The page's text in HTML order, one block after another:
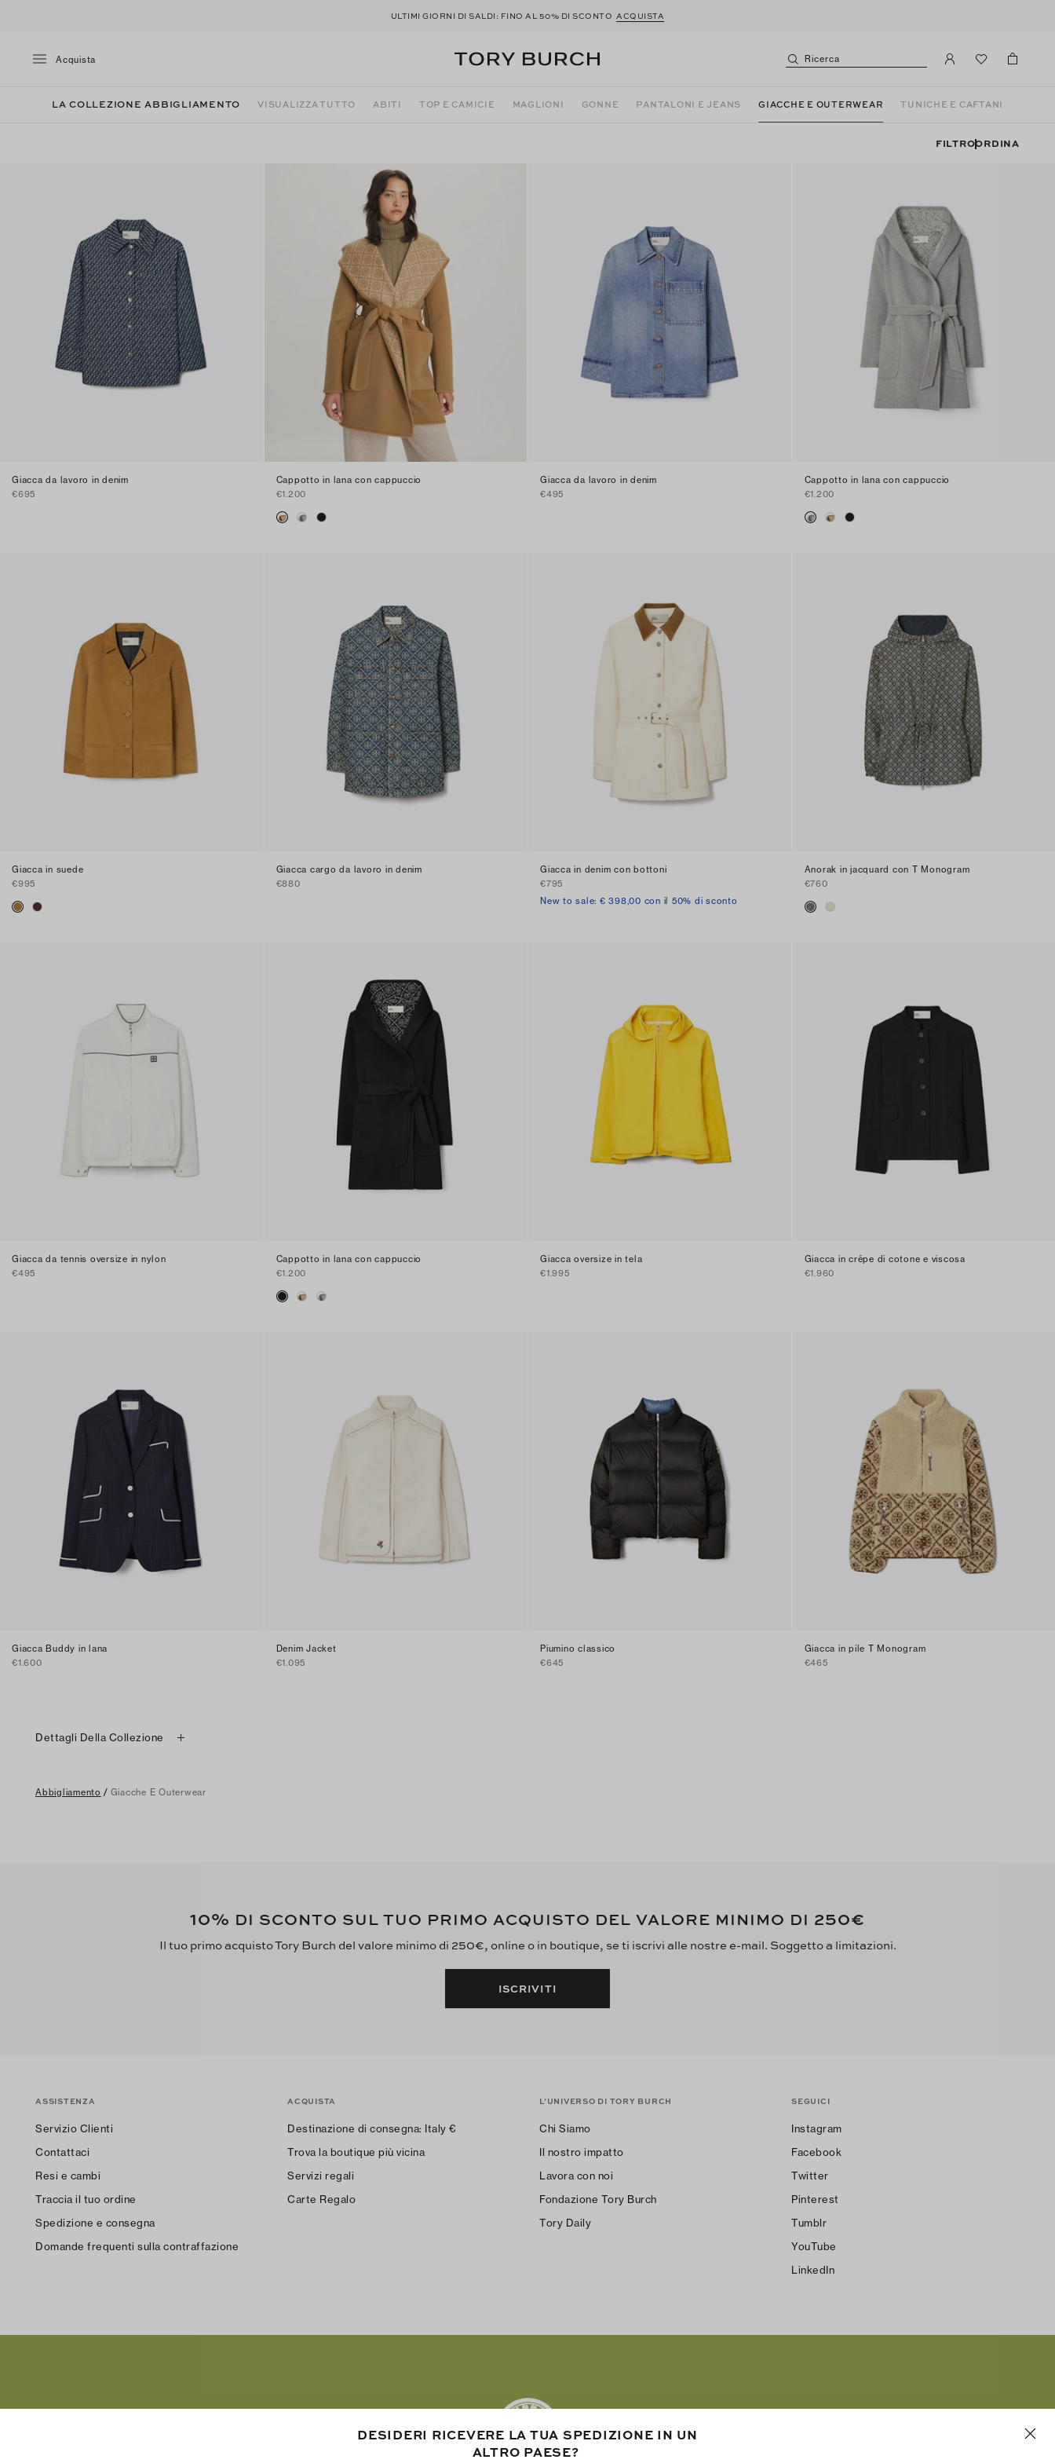
ULTIMI GIORNI DI SALDI: FINO AL 50% DI SCONTO ACQUISTA
Acquista Ricerca
LA COLLEZIONE ABBIGLIAMENTO VISUALIZZA TUTTO ABITI TOP E CAMICIE MAGLIONI GONNE PANTALONI E JEANS GIACCHE E OUTERWEAR TUNICHE E CAFTANI
FILTROORDINA
Giacca da lavoro in denim
€695
Cappotto in lana con cappuccio
€1.200
Giacca da lavoro in denim
€495
Cappotto in lana con cappuccio
€1.200
Giacca in suede
€995
Giacca cargo da lavoro in denim
€880
Giacca in denim con bottoni
€795
New to sale: € 398,00 con il 50% di sconto
Anorak in jacquard con T Monogram
€760
Giacca da tennis oversize in nylon
€495
Cappotto in lana con cappuccio
€1.200
Giacca oversize in tela
€1.995
Giacca in crêpe di cotone e viscosa
€1.960
Giacca Buddy in lana
€1.600
Denim Jacket
€1.095
Piumino classico
€645
Giacca in pile T Monogram
€465
Dettagli Della Collezione
Abbigliamento / Giacche E Outerwear
10% DI SCONTO SUL TUO PRIMO ACQUISTO DEL VALORE MINIMO DI 250€
Il tuo primo acquisto Tory Burch del valore minimo di 250€, online o in boutique, se ti iscrivi alle nostre e-mail. Soggetto a limitazioni.
ISCRIVITI
ASSISTENZA
Servizio Clienti
Contattaci
Resi e cambi
Traccia il tuo ordine
Spedizione e consegna
Domande frequenti sulla contraffazione
ACQUISTA
Destinazione di consegna: Italy €
Trova la boutique più vicina
Servizi regali
Carte Regalo
L’UNIVERSO DI TORY BURCH
Chi Siamo
Il nostro impatto
Lavora con noi
Fondazione Tory Burch
Tory Daily
SEGUICI
Instagram
Facebook
Twitter
Pinterest
Tumblr
YouTube
LinkedIn
DESIDERI RICEVERE LA TUA SPEDIZIONE IN UN
ALTRO PAESE?